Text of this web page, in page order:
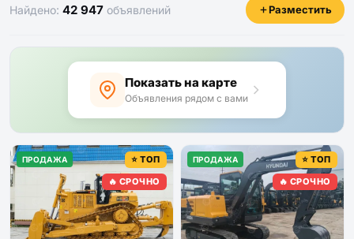
Найдено: 42 947 объявлений Разместить
Показать на карте
Объявления рядом с вами
ПРОДАЖА
⭐ ТОП
🔥 СРОЧНО
ПРОДАЖА
⭐ ТОП
🔥 СРОЧНО